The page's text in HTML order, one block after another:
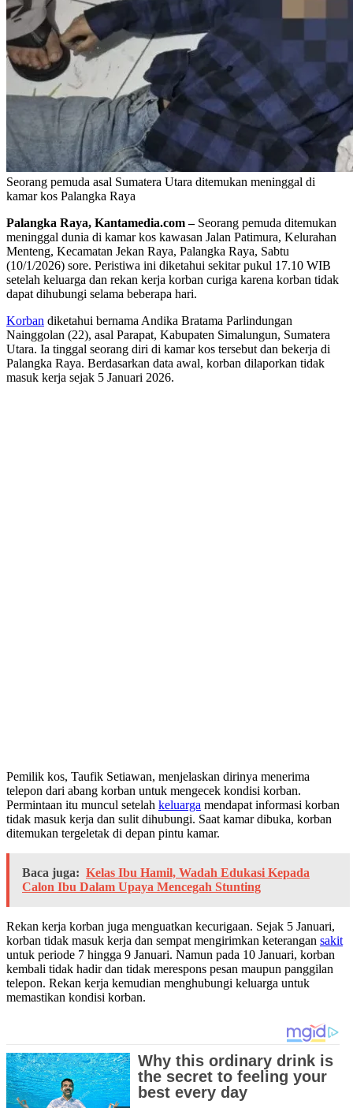
Seorang pemuda asal Sumatera Utara ditemukan meninggal di
kamar kos Palangka Raya
Palangka Raya, Kantamedia.com –Seorang pemuda ditemukan
meninggal dunia di kamar kos kawasan Jalan Patimura, Kelurahan
Menteng, Kecamatan Jekan Raya, Palangka Raya, Sabtu
(10/1/2026) sore. Peristiwa ini diketahui sekitar pukul 17.10 WIB
setelah keluarga dan rekan kerja korban curiga karena korban tidak
dapat dihubungi selama beberapa hari.
Korban diketahui bernama Andika Bratama Parlindungan
Nainggolan (22), asal Parapat, Kabupaten Simalungun, Sumatera
Utara. Ia tinggal seorang diri di kamar kos tersebut dan bekerja di
Palangka Raya. Berdasarkan data awal, korban dilaporkan tidak
masuk kerja sejak 5 Januari 2026.
Pemilik kos, Taufik Setiawan, menjelaskan dirinya menerima
telepon dari abang korban untuk mengecek kondisi korban.
Permintaan itu muncul setelah keluarga mendapat informasi korban
tidak masuk kerja dan sulit dihubungi. Saat kamar dibuka, korban
ditemukan tergeletak di depan pintu kamar.
Baca juga: Kelas Ibu Hamil, Wadah Edukasi Kepada
Calon Ibu Dalam Upaya Mencegah Stunting
Rekan kerja korban juga menguatkan kecurigaan. Sejak 5 Januari,
korban tidak masuk kerja dan sempat mengirimkan keterangan sakit
untuk periode 7 hingga 9 Januari. Namun pada 10 Januari, korban
kembali tidak hadir dan tidak merespons pesan maupun panggilan
telepon. Rekan kerja kemudian menghubungi keluarga untuk
memastikan kondisi korban.